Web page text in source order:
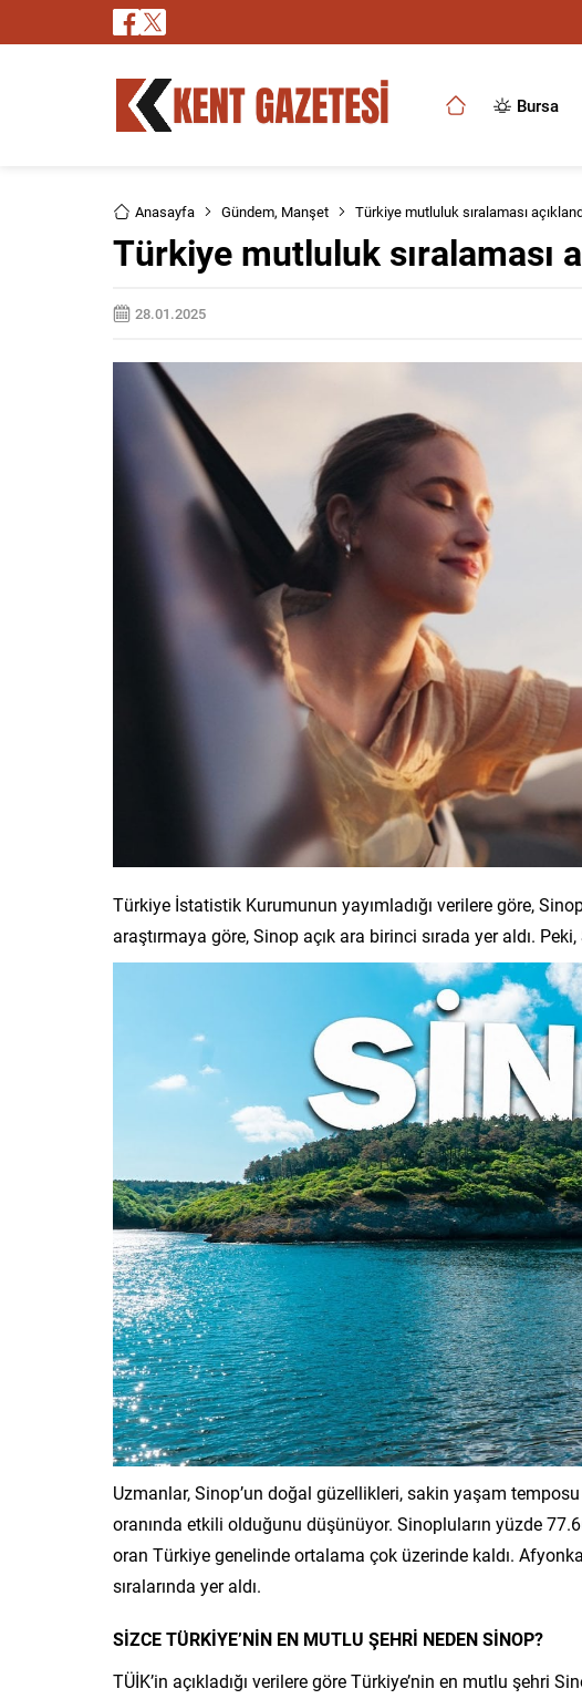
Bursa
Anasayfa Gündem, Manşet Türkiye mutluluk sıralaması
Türkiye mutluluk sıralaması
28.01.2025
Türkiye İstatistik Kurumunun yayımladığı verilere göre,
araştırmaya göre, Sinop açık ara birinci sırada yer aldı.
Uzmanlar, Sinop’un doğal güzellikleri, sakin yaşam
oranında etkili olduğunu düşünüyor. Sinopluların yüzde
oran Türkiye genelinde ortalama çok üzerinde kaldı.
sıralarında yer aldı.
SİZCE TÜRKİYE’NİN EN MUTLU ŞEHRİ NEDEN SİNOP?
TÜİK’in açıkladığı verilere göre Türkiye’nin en mutlu şehri